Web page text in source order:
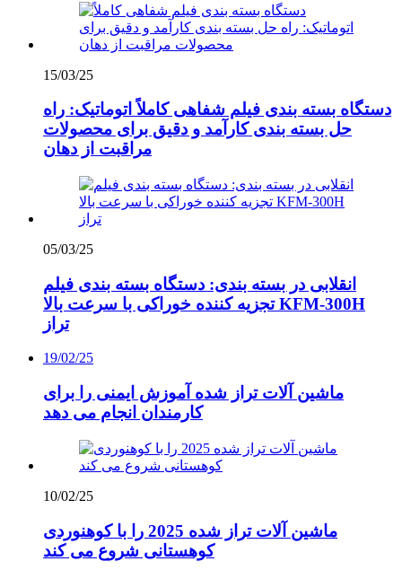
15/03/25
دستگاه بسته بندی فیلم شفاهی کاملاً اتوماتیک: راه
حل بسته بندی کارآمد و دقیق برای محصولات
مراقبت از دهان
05/03/25
انقلابی در بسته بندی: دستگاه بسته بندی فیلم
تجزیه کننده خوراکی با سرعت بالا KFM-300H
تراز
19/02/25
ماشین آلات تراز شده آموزش ایمنی را برای
کارمندان انجام می دهد
10/02/25
ماشین آلات تراز شده 2025 را با کوهنوردی
کوهستانی شروع می کند